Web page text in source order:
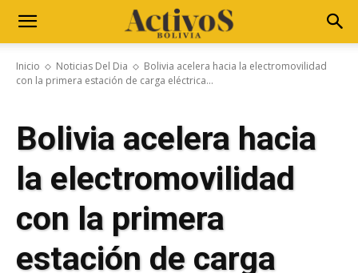
Inicio Noticias Del Dia
Bolivia acelera hacia la electromovilidad
con la primera estación de carga eléctrica...
Bolivia acelera hacia
la electromovilidad
con la primera
estación de carga